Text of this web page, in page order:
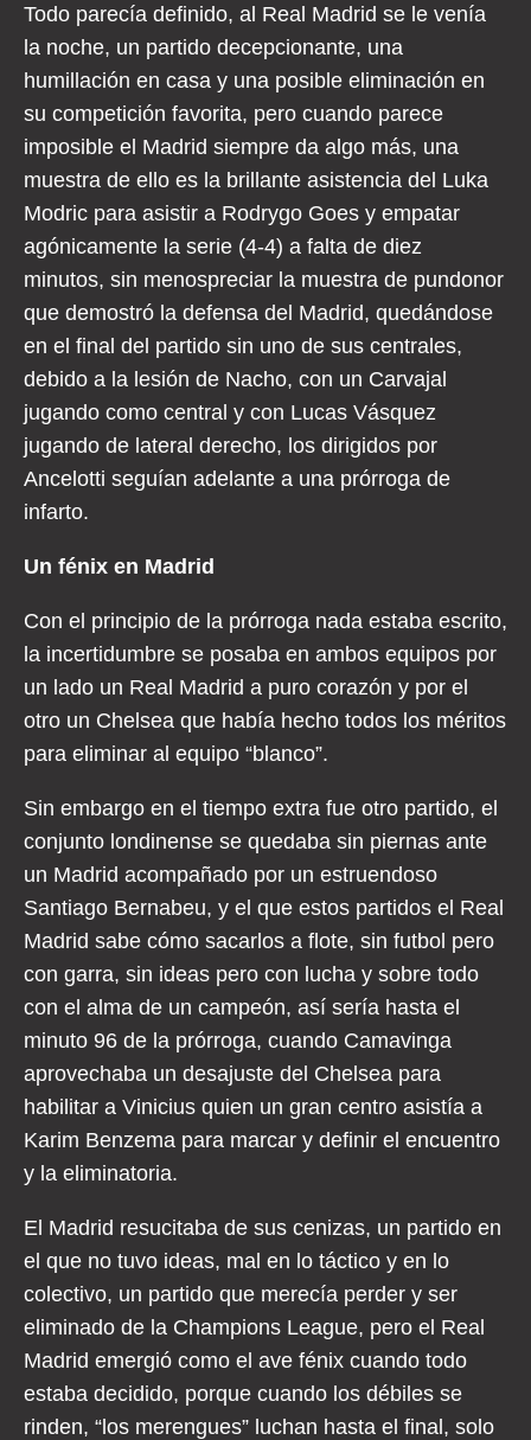
Todo parecía definido, al Real Madrid se le venía
la noche, un partido decepcionante, una
humillación en casa y una posible eliminación en
su competición favorita, pero cuando parece
imposible el Madrid siempre da algo más, una
muestra de ello es la brillante asistencia del Luka
Modric para asistir a Rodrygo Goes y empatar
agónicamente la serie (4-4) a falta de diez
minutos, sin menospreciar la muestra de pundonor
que demostró la defensa del Madrid, quedándose
en el final del partido sin uno de sus centrales,
debido a la lesión de Nacho, con un Carvajal
jugando como central y con Lucas Vásquez
jugando de lateral derecho, los dirigidos por
Ancelotti seguían adelante a una prórroga de
infarto.
Un fénix en Madrid
Con el principio de la prórroga nada estaba escrito,
la incertidumbre se posaba en ambos equipos por
un lado un Real Madrid a puro corazón y por el
otro un Chelsea que había hecho todos los méritos
para eliminar al equipo “blanco”.
Sin embargo en el tiempo extra fue otro partido, el
conjunto londinense se quedaba sin piernas ante
un Madrid acompañado por un estruendoso
Santiago Bernabeu, y el que estos partidos el Real
Madrid sabe cómo sacarlos a flote, sin futbol pero
con garra, sin ideas pero con lucha y sobre todo
con el alma de un campeón, así sería hasta el
minuto 96 de la prórroga, cuando Camavinga
aprovechaba un desajuste del Chelsea para
habilitar a Vinicius quien un gran centro asistía a
Karim Benzema para marcar y definir el encuentro
y la eliminatoria.
El Madrid resucitaba de sus cenizas, un partido en
el que no tuvo ideas, mal en lo táctico y en lo
colectivo, un partido que merecía perder y ser
eliminado de la Champions League, pero el Real
Madrid emergió como el ave fénix cuando todo
estaba decidido, porque cuando los débiles se
rinden, “los merengues” luchan hasta el final, solo